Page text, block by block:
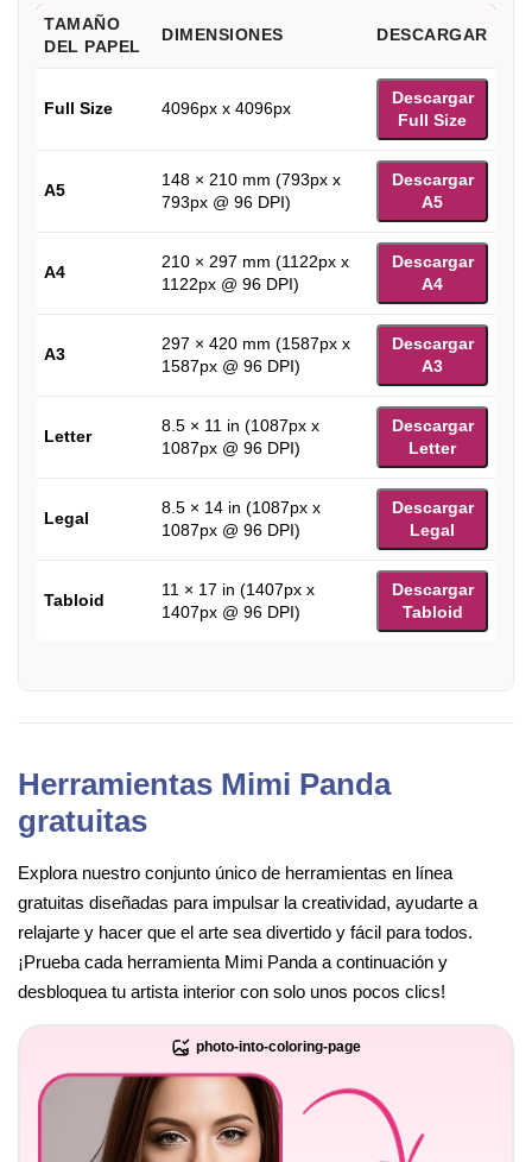
TAMAÑO
DEL PAPEL
DIMENSIONES DESCARGAR
Full Size 4096px x 4096px
Descargar
Full Size
A5
148 × 210 mm (793px x
793px @ 96 DPI)
Descargar
A5
A4
210 × 297 mm (1122px x
1122px @ 96 DPI)
Descargar
A4
A3
297 × 420 mm (1587px x
1587px @ 96 DPI)
Descargar
A3
Letter
8.5 × 11 in (1087px x
1087px @ 96 DPI)
Descargar
Letter
Legal
8.5 × 14 in (1087px x
1087px @ 96 DPI)
Descargar
Legal
Tabloid
11 × 17 in (1407px x
1407px @ 96 DPI)
Descargar
Tabloid
Herramientas Mimi Panda
gratuitas
Explora nuestro conjunto único de herramientas en línea
gratuitas diseñadas para impulsar la creatividad, ayudarte a
relajarte y hacer que el arte sea divertido y fácil para todos.
¡Prueba cada herramienta Mimi Panda a continuación y
desbloquea tu artista interior con solo unos pocos clics!
photo-into-coloring-page